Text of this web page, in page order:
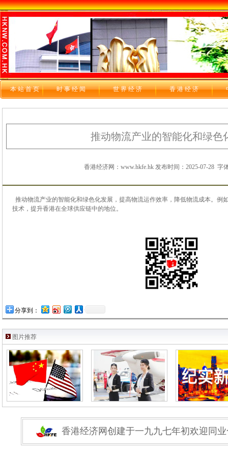
本站首页 时 事 经 闻 世 界 经 济 香 港 经 济
推动物流产业的智能化和绿色
香港经济网：www.hkfe.hk 发布时间：2025-07-28 字
推动物流产业的智能化和绿色化发展，提高物流运作效率，降低物流成本。例
技术，提升香港在全球供应链中的地位。
分享到：
图片推荐
香港经济网创建于一九九七年初欢迎同业